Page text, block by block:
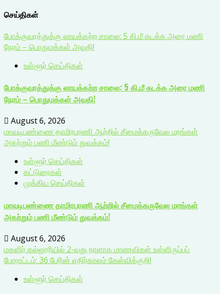
செய்திகள்
போக்குவரத்துக்கு லாயக்கற்ற சாலை: 5 கி.மீ கடக்க அரை மணி
நேரம் – பொதுமக்கள் அவதி!
உள்ளூர் செய்திகள்
போக்குவரத்துக்கு லாயக்கற்ற சாலை: 5 கி.மீ கடக்க அரை மணி
நேரம் – பொதுமக்கள் அவதி!
August 6, 2026
மாவடிபண்ணை தாமிரபரணி ஆற்றில் சீமைக்கருவேல மரங்கள்
அகற்றும் பணி மீண்டும் துவக்கம்!
உள்ளூர் செய்திகள்
கட்டுரைகள்
முக்கிய செய்திகள்
மாவடிபண்ணை தாமிரபரணி ஆற்றில் சீமைக்கருவேல மரங்கள்
அகற்றும் பணி மீண்டும் துவக்கம்!
August 6, 2026
மகளிர் கல்லூரியில் 2-வது நாளாக மாணவிகள் உள்ளிருப்புப்
போராட்டம்: 36 பேரின் எதிர்காலம் கேள்விக்குறி!
உள்ளூர் செய்திகள்